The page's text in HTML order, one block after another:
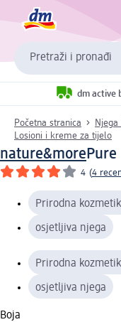
Pretraži i pronađi
dm active
Početna stranica
Losioni i kreme za tijelo
nature&morePure
4 (4
Prirodna
osjetljiva njega
Prirodna
osjetljiva njega
Boja